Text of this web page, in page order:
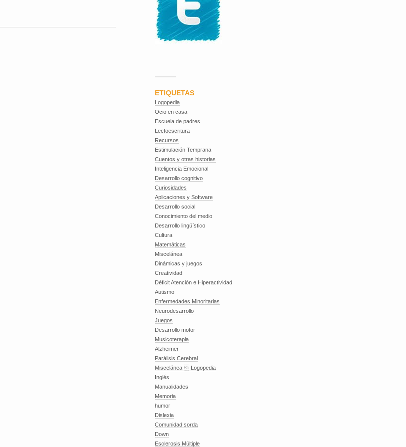
ETIQUETAS
Logopedia
Ocio en casa
Escuela de padres
Lectoescritura
Recursos
Estimulación Temprana
Cuentos y otras historias
Inteligencia Emocional
Desarrollo cognitivo
Curiosidades
Aplicaciones y Software
Desarrollo social
Conocimiento del medio
Desarrollo lingüístico
Cultura
Matemáticas
Miscelánea
Dinámicas y juegos
Creatividad
Déficit Atención e Hiperactividad
Autismo
Enfermedades Minoritarias
Neurodesarrollo
Juegos
Desarrollo motor
Musicoterapia
Alzheimer
Parálisis Cerebral
Miscelánea  Logopedia
Inglés
Manualidades
Memoria
humor
Dislexia
Comunidad sorda
Down
Esclerosis Múltiple